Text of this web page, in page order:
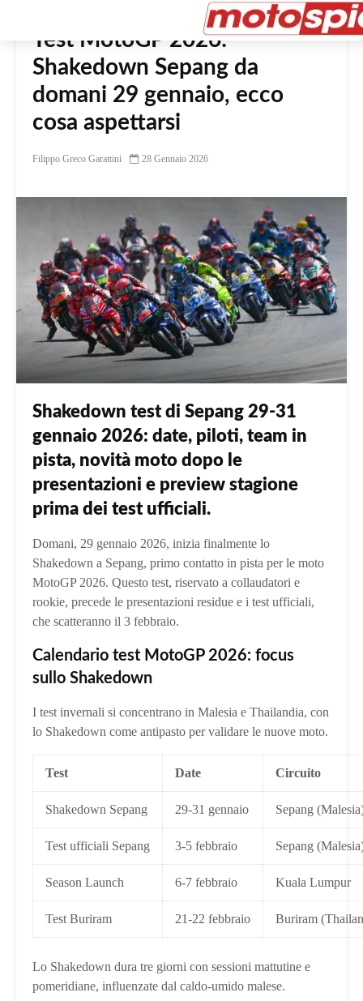
Test MotoGP 2026:
Shakedown Sepang da
domani 29 gennaio, ecco
cosa aspettarsi
Filippo Greco Garattini 28 Gennaio 2026
Shakedown test di Sepang 29-31
gennaio 2026: date, piloti, team in
pista, novità moto dopo le
presentazioni e preview stagione
prima dei test ufficiali.
Domani, 29 gennaio 2026, inizia finalmente lo
Shakedown a Sepang, primo contatto in pista per le moto
MotoGP 2026. Questo test, riservato a collaudatori e
rookie, precede le presentazioni residue e i test ufficiali,
che scatteranno il 3 febbraio.
Calendario test MotoGP 2026: focus
sullo Shakedown
I test invernali si concentrano in Malesia e Thailandia, con
lo Shakedown come antipasto per validare le nuove moto.
Test Date Circuito
Shakedown Sepang 29-31 gennaio Sepang
Test ufficiali Sepang 3-5 febbraio Sepang
Season Launch 6-7 febbraio Kuala Lumpur
Test Buriram 21-22 febbraio Buriram
Lo Shakedown dura tre giorni con sessioni mattutine e
pomeridiane, influenzate dal caldo-umido malese.